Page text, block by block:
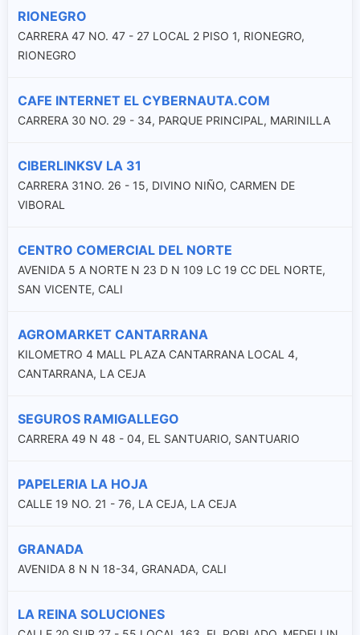
RIONEGRO
CARRERA 47 NO. 47 - 27 LOCAL 2 PISO 1, RIONEGRO,
RIONEGRO
CAFE INTERNET EL CYBERNAUTA.COM
CARRERA 30 NO. 29 - 34, PARQUE PRINCIPAL, MARINILLA
CIBERLINKSV LA 31
CARRERA 31NO. 26 - 15, DIVINO NIÑO, CARMEN DE
VIBORAL
CENTRO COMERCIAL DEL NORTE
AVENIDA 5 A NORTE N 23 D N 109 LC 19 CC DEL NORTE,
SAN VICENTE, CALI
AGROMARKET CANTARRANA
KILOMETRO 4 MALL PLAZA CANTARRANA LOCAL 4,
CANTARRANA, LA CEJA
SEGUROS RAMIGALLEGO
CARRERA 49 N 48 - 04, EL SANTUARIO, SANTUARIO
PAPELERIA LA HOJA
CALLE 19 NO. 21 - 76, LA CEJA, LA CEJA
GRANADA
AVENIDA 8 N N 18-34, GRANADA, CALI
LA REINA SOLUCIONES